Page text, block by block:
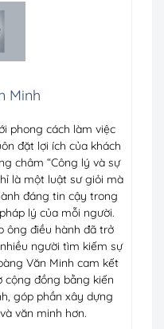
Minh
phong cách làm việc
đặt lợi ích của khách
châm “Công lý và sự
là một luật sư giỏi mà
đáng tin cậy trong
lý của mỗi người.
ông điều hành đã trở
người tìm kiếm sự
Văn Minh cam kết
cộng đồng bằng kiến
góp phần xây dựng
văn minh hơn.